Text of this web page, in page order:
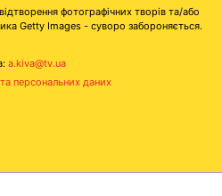
фотографічних творів та/або
Getty Images - суворо забороняється.
a.kiva@tv.ua
персональних даних